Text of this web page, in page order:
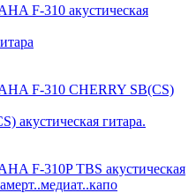
акустическая гитара.